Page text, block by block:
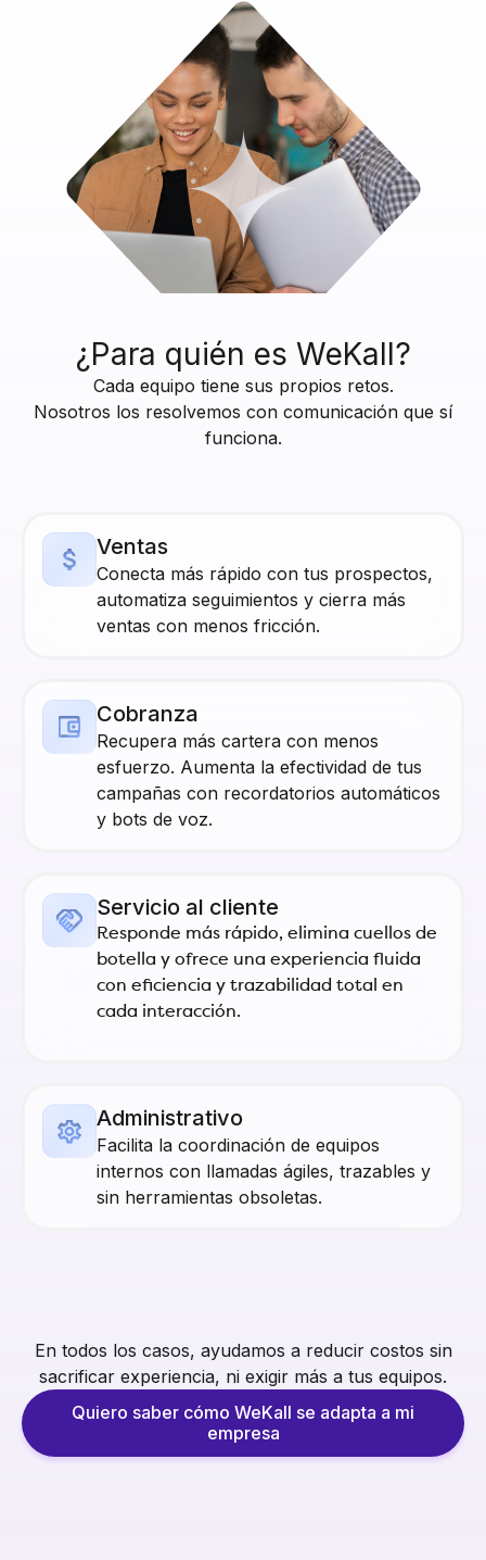
¿Para quién es WeKall?
Cada equipo tiene sus propios retos.
Nosotros los resolvemos con comunicación que sí
funciona.
Ventas
Conecta más rápido con tus prospectos,
automatiza seguimientos y cierra más
ventas con menos fricción.
Cobranza
Recupera más cartera con menos
esfuerzo. Aumenta la efectividad de tus
campañas con recordatorios automáticos
y bots de voz.
Servicio al cliente
Responde más rápido, elimina cuellos de
botella y ofrece una experiencia fluida
con eficiencia y trazabilidad total en
cada interacción.
Administrativo
Facilita la coordinación de equipos
internos con llamadas ágiles, trazables y
sin herramientas obsoletas.
En todos los casos, ayudamos a reducir costos sin
sacrificar experiencia, ni exigir más a tus equipos.
Quiero saber cómo WeKall se adapta a mi
empresa